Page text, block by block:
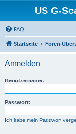
US G-
FAQ
Startseite Foren-
Anmelden
Benutzername:
Passwort:
Ich habe mein Passwort